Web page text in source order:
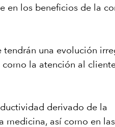
en los beneficios de la
una evolución
la atención al
derivado de la
medicina, así como en las